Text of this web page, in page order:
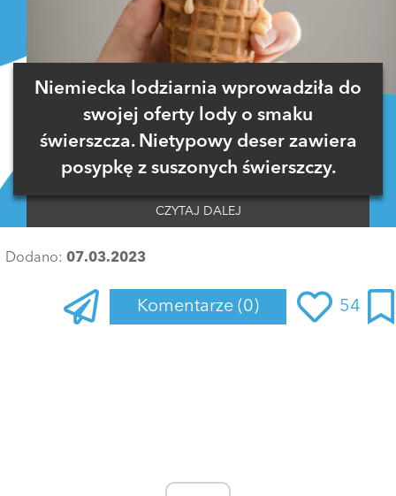
Niemiecka lodziarnia wprowadziła do
swojej oferty lody o smaku
świerszcza. Nietypowy deser zawiera
posypkę z suszonych świerszczy.
CZYTAJ DALEJ
Dodano: 07.03.2023
Komentarze (0) 54